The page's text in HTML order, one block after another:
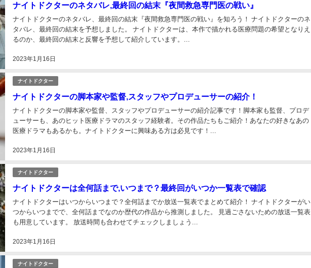
ナイトドクターのネタバレ,最終回の結末『夜間救急専門医の戦い』
2023年1月16日
ナイトドクターのネタバレ、最終回の結末『夜間救急専門医の戦い』を知ろう！ ナイトドクターのネ
タバレ、最終回の結末を予想しました。 ナイトドクターは、本作で描かれる医療問題の希望となりえ
るのか、最終回の結末と反響を予想して紹介しています。...
ナイトドクター
ナイトドクターの脚本家や監督,スタッフやプロデューサーの紹介！
2023年1月16日
ナイトドクターの脚本家や監督、スタッフやプロデューサーの紹介記事です！脚本家も監督、プロデ
ューサーも、あのヒット医療ドラマのスタッフ経験者。その作品たちもご紹介！あなたの好きなあの
医療ドラマもあるかも。ナイトドクターに興味ある方は必見です！...
ナイトドクター
ナイトドクターは全何話まで,いつまで？最終回がいつか一覧表で確認
2023年1月16日
ナイトドクターはいつからいつまで？全何話までか放送一覧表でまとめて紹介！ ナイトドクターがい
つからいつまでで、全何話までなのか歴代の作品から推測しました。 見過ごさないための放送一覧表
も用意しています。 放送時間も合わせてチェックしましょう...
ナイトドクター